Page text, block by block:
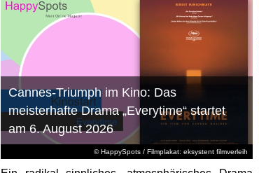
© HappySpots / Filmplakat: eksystent filmverleih
Cannes-Triumph im Kino: Das
meisterhafte Drama „Everytime“ startet
am 6. August 2026